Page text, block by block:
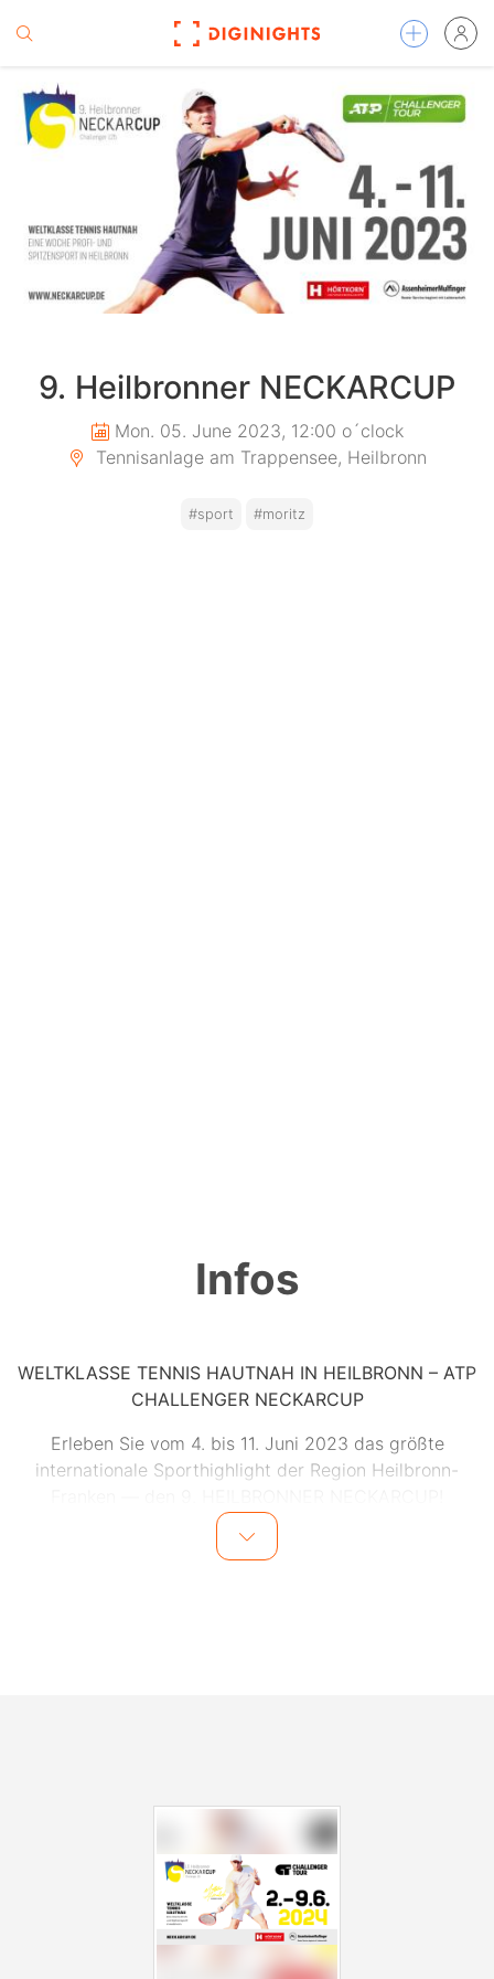
9. Heilbronner NECKARCUP
Mon. 05. June 2023, 12:00 o´clock
Tennisanlage am Trappensee, Heilbronn
#sport #moritz
Infos
WELTKLASSE TENNIS HAUTNAH IN HEILBRONN – ATP
CHALLENGER NECKARCUP
Erleben Sie vom 4. bis 11. Juni 2023 das größte
internationale Sporthighlight der Region Heilbronn-
Das mehrmals ausgezeichnete Top-Tennisevent steht
für spannende Matche, internationale Tennisstars und
Nach den spannungsgeladenen Matchen am Tag
können Sie sich mit einem facettenreichen
Unterhaltungsprogramm an ausgesuchten Abenden
musikalisch, auf Partys mit Live-Acts, Live-Bands, DJs